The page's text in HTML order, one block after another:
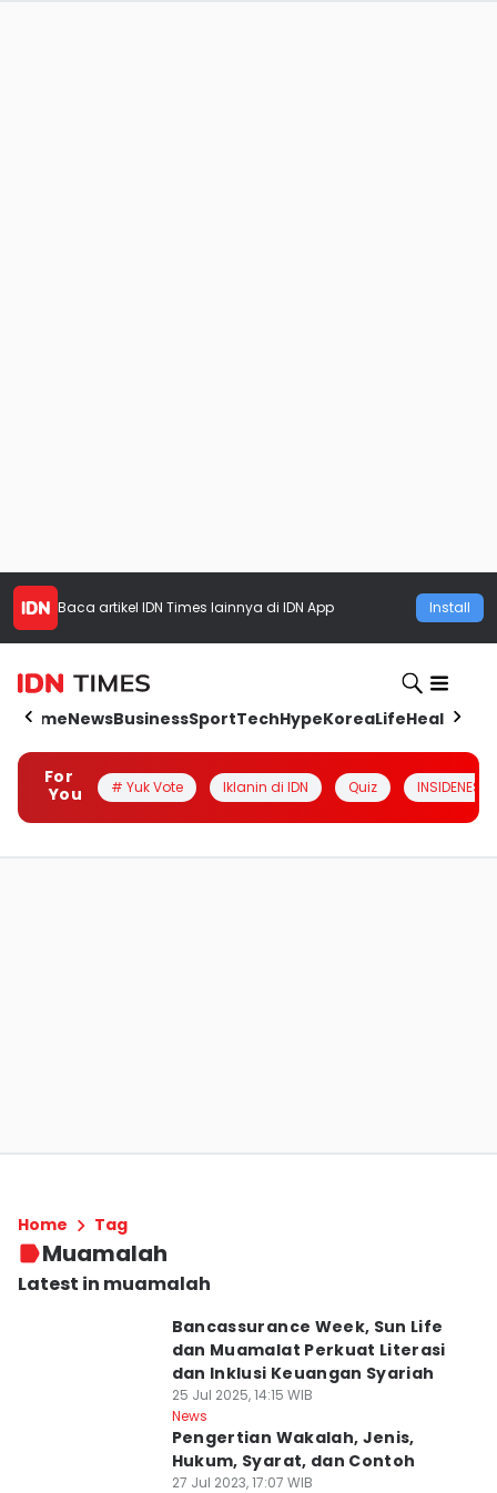
Baca artikel IDN Times lainnya di IDN App Install
HomeNewsBusinessSportTechHypeKoreaLifeHealth
For
You
# Yuk Vote Iklanin di IDN Quiz INSIDENESIA
Home Tag
Muamalah
Latest in muamalah
Bancassurance Week, Sun Life
dan Muamalat Perkuat Literasi
dan Inklusi Keuangan Syariah
25 Jul 2025, 14:15 WIB
News
Pengertian Wakalah, Jenis,
Hukum, Syarat, dan Contoh
27 Jul 2023, 17:07 WIB